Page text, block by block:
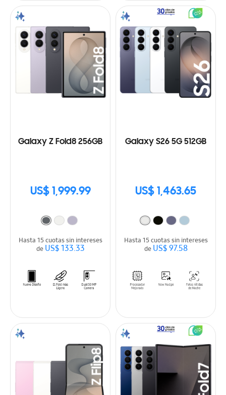
Galaxy Z Fold8 256GB
US$ 1,999.99
Hasta 15 cuotas sin intereses
deUS$ 133.33
Galaxy S26 5G 512GB
US$ 1,463.65
Hasta 15 cuotas sin intereses
deUS$ 97.58